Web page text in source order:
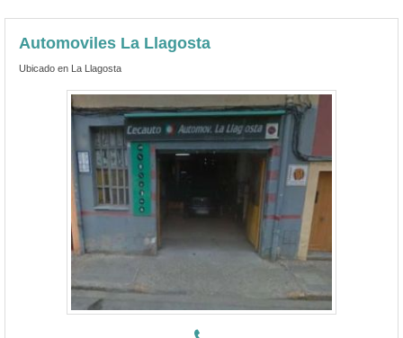
Automoviles La Llagosta
Ubicado en La Llagosta